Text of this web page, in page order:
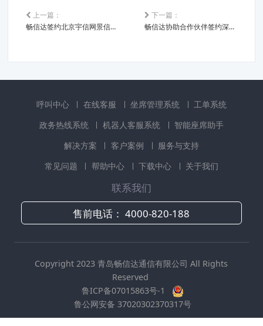
上一篇：
畅信达签约北京宇信网景信息技术
下一篇：
畅信达协助合作伙伴签约深圳市路畅科技呼叫中心项目
呼叫中心 在线客服 坐席管理系统
工单系统
政务热线系统
机器人客服系统
智能座席助手
解决方案
客户案例
服务与支持
常见问题
帮助中心 下载中心 关于我们
联系我们
售前电话：4000-820-188
Copyright 2023 青岛畅信达通信有限公司 All Rights
Reserved
鲁ICP备07015863号-1
鲁公网安备 37020302370317号